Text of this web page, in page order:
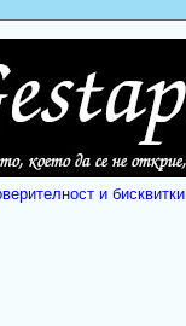
и бисквитки